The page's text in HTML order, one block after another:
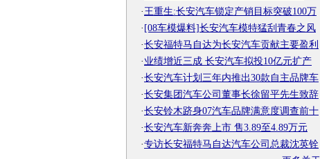
·王重生:长安汽车锁定产销目标突破100万
· [08车模爆料]长安汽车模特猛刮青春之风
·长安福特马自达为长安汽车贡献主要盈利
· 业绩增近三成 长安汽车拟投10亿元扩产
·长安汽车计划三年内推出30款自主品牌车
·长安集团汽车公司董事长徐留平先生致辞
·长安铃木跻身07汽车品牌满意度调查前十
·长安汽车新奔奔上市 售3.89至4.89万元
·专访长安福特马自达汽车公司总裁沈英铨